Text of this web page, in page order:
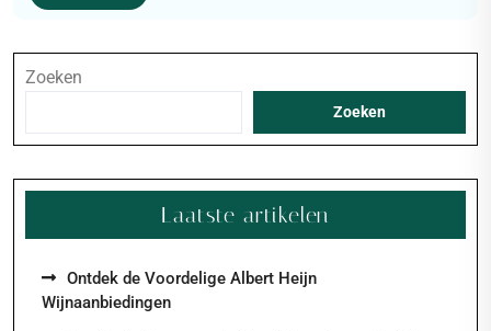
Zoeken
Zoeken
Laatste artikelen
Ontdek de Voordelige Albert Heijn
Wijnaanbiedingen